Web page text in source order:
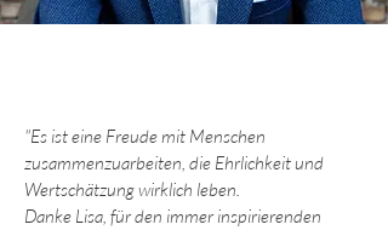
"Es ist eine Freude mit Menschen
zusammenzuarbeiten, die Ehrlichkeit und
Wertschätzung wirklich leben.
Danke Lisa, für den immer inspirierenden